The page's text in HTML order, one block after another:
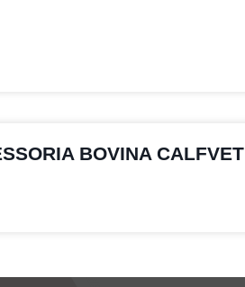
BOVINA CALFVET